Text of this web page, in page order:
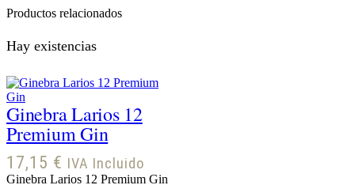
Productos relacionados
Hay existencias
Ginebra Larios 12
Premium Gin
17,15 € IVA Incluido
Ginebra Larios 12 Premium Gin